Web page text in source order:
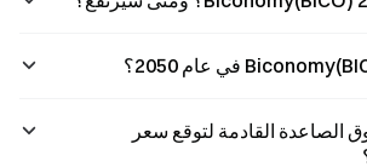
الصاعدة القادمة لتوقع سعر